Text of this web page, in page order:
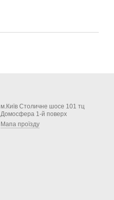
м.Київ Столичне шосе 101 тц
Домосфера 1-й поверх
Мапа проїзду